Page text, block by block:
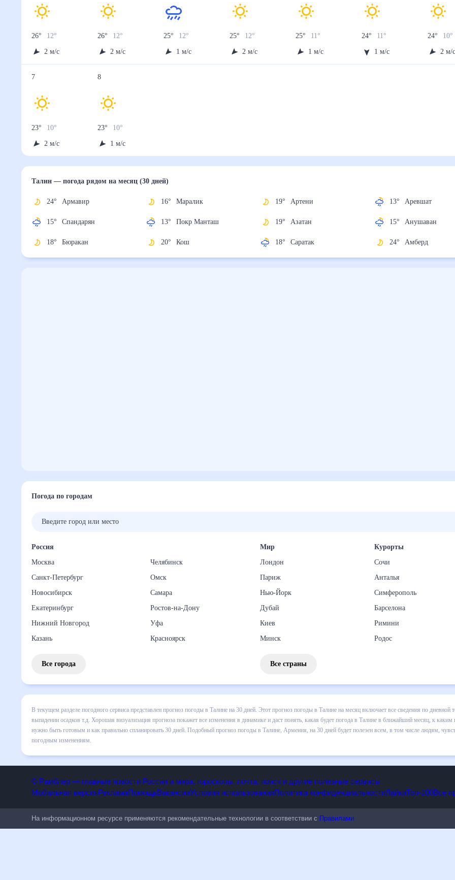
26° 12°
2 м/с
26° 12°
2 м/с
25° 12°
1 м/с
25° 12°
2 м/с
25° 11°
1 м/с
24° 11°
1 м/с
24° 10°
2 м/
7
23° 10°
2 м/с
8
23° 10°
1 м/с
Талин— погода рядомна месяц (30 дней)
24° Армавир
15° Спандарян
18° Бюракан
16° Маралик
13° Покр Манташ
20° Кош
19° Артени
19° Азатан
18° Саратак
13° Аревшат
15° Анушаван
24° Амберд
Погода по городам
Россия
Москва
Санкт-Петербург
Новосибирск
Екатеринбург
Нижний Новгород
Казань
Челябинск
Омск
Самара
Ростов-на-Дону
Уфа
Красноярск
Все города
Мир
Лондон
Париж
Нью-Йорк
Дубай
Киев
Минск
Курорты
Сочи
Анталья
Симферополь
Барселона
Римини
Родос
Все страны
В текущем разделе погодного сервиса представлен прогноз погоды в Талине на 30 дней. Этот прогноз погоды в Талине на
все сведения по дневной температуре , выпадении осадков т.д. Хорошая визуализация прогноза покажет все изменения в
понять, какая будет погода в Талине в ближайший месяц, к каким изменениям нужно быть готовым и как правильно
Подобный прогноз погоды в Талине, Армения, на 30 дней будет полезен всем, в том числе людям, чувствительным к погодным
© Рамблер — главные новости России и мира, гороскопы, почта, поиск и другие полезные сервисы
На информационном ресурсе применяются рекомендательные технологии в соответствии сПравилами